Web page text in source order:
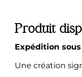
Produit
Expédition
Une création